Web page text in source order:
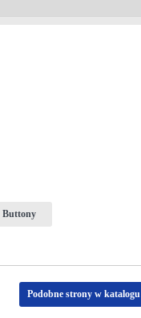
Buttony
Podobne strony w katalogu